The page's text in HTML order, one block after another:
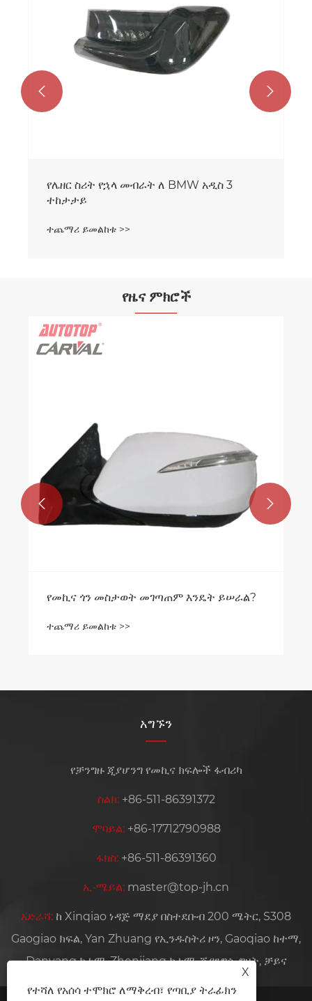
የሌዘር ስሪት የኋላ መብራት ለ BMW አዲስ 3
ተከታታይ
ተጨማሪ ይመልከቱ >>
 
የዜና ምክሮች
የመኪና ጎን መስታወት መገጣጠም እንዴት ይሠራል?
ተጨማሪ ይመልከቱ >>
 
አግኙን
የቻንግዙ ጂያሆንግ የመኪና ክፍሎች ፋብሪካ
ስልክ: +86-511-86391372
ሞባይል: +86-17712790988
ፋክስ: +86-511-86391360
ኢ-ሜይል: master@top-jh.cn
አድራሻ: ከ Xinqiao ነዳጅ ማደያ በስተደቡብ 200 ሜትር, S308
Gaogiao ክፍል, Yan Zhuang የኢንዱስትሪ ዞን, Gaoqiao ከተማ,
Danyang ከተማ, Zhenjiang ከተማ, ጂያንግሱ ግዛት, ቻይና
X
የተሻለ የአሰሳ ተሞክሮ ለማቅረብ፣ የጣቢያ ትራፊክን